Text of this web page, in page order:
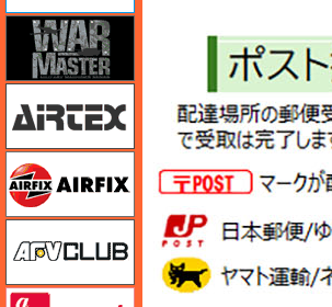
エアテックス
AFVクラブ